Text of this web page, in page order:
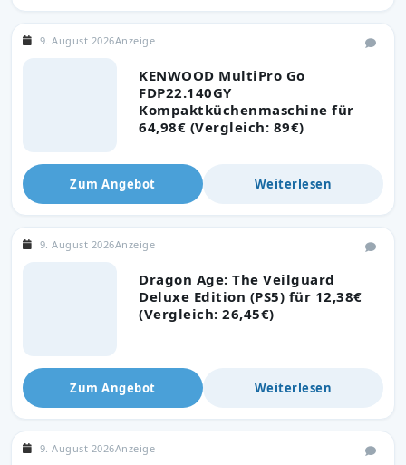
KENWOOD MultiPro Go
FDP22.140GY
Kompaktküchenmaschine für
64,98€ (Vergleich: 89€)
9. August 2026Anzeige
Zum Angebot Weiterlesen
Dragon Age: The Veilguard
Deluxe Edition (PS5) für 12,38€
(Vergleich: 26,45€)
9. August 2026Anzeige
Zum Angebot Weiterlesen
9. August 2026Anzeige